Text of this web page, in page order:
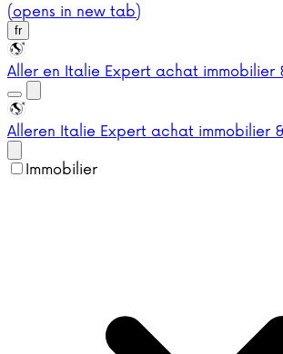
(opens in new tab)
fr
Aller en Italie Expert achat immobilier
Alleren Italie Expert achat immobilier
Immobilier